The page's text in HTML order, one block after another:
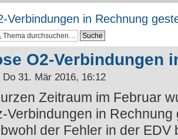
Verbindungen in Rechnung
O2-Verbindungen
Do 31. Mär 2016, 16:12
Zeitraum im Februar
Verbindungen in Rechnung
der Fehler in der EDV